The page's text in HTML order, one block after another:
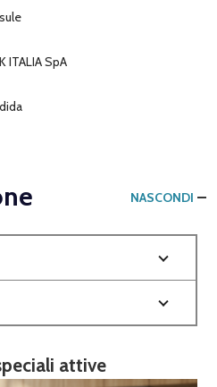
ITALIA SpA
NASCONDI
attive